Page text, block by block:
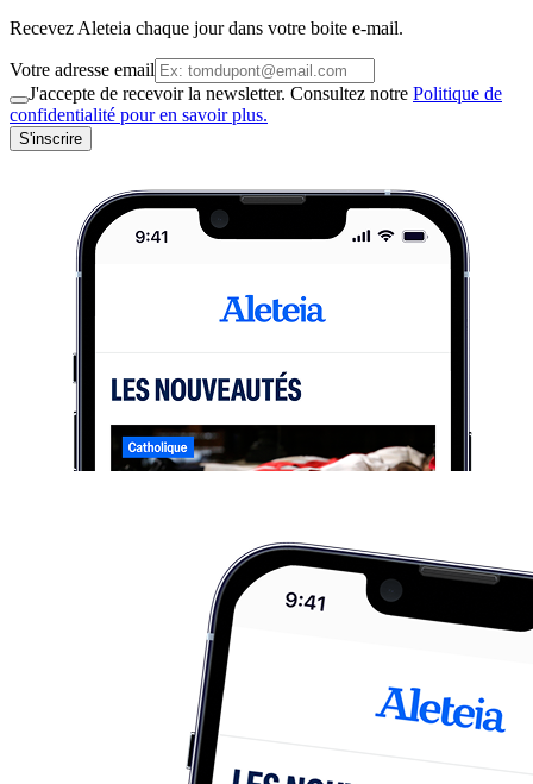
Recevez Aleteia chaque jour dans votre boite e-mail.
Votre adresse email
J'accepte de recevoir la newsletter. Consultez notre Politique de
confidentialité pour en savoir plus.
S'inscrire